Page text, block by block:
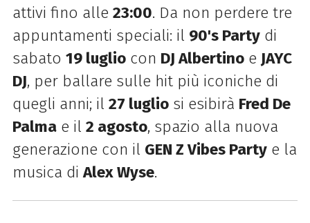
attivi fino alle 23:00. Da non perdere tre
appuntamenti speciali: il 90's Partydi
sabato 19 lugliocon DJ Albertinoe JAYC
DJ, per ballare sulle hit più iconiche di
quegli anni; il 27 lugliosi esibirà Fred De
Palmae il 2 agosto, spazio alla nuova
generazione con il GEN Z Vibes Partye la
musica diAlex Wyse.